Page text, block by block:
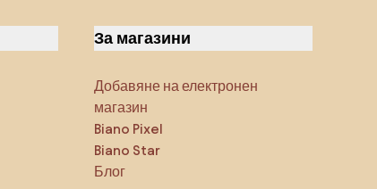
За магазини
Добавяне на електронен
магазин
Biano Pixel
Biano Star
Блог